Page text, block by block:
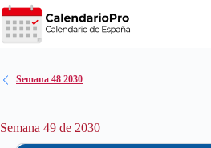
Saltar
al
contenido
Semana 48 2030
Semana 49 de 2030